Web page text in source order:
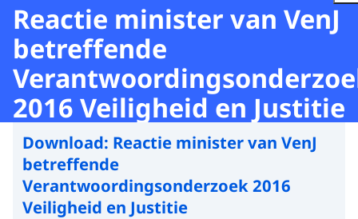
Reactie minister van VenJ
betreffende
2016 Veiligheid en Justitie
Download: Reactie minister van VenJ
betreffende
Verantwoordingsonderzoek 2016
Veiligheid en Justitie